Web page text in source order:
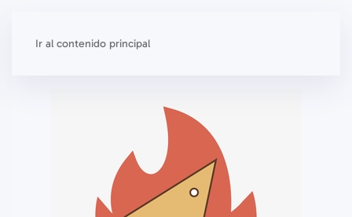
Ir al contenido principal
Etiqueta:Delivery